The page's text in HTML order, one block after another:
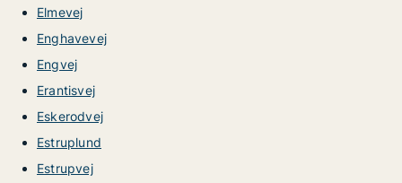
Elmevej
Enghavevej
Engvej
Erantisvej
Eskerodvej
Estruplund
Estrupvej